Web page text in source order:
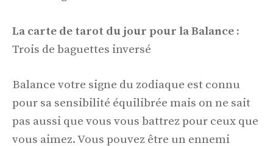
La carte de tarot du jour pour la Balance :
Trois de baguettes inversé
Balance votre signe du zodiaque est connu
pour sa sensibilité équilibrée mais on ne sait
pas aussi que vous vous battrez pour ceux que
vous aimez. Vous pouvez être un ennemi